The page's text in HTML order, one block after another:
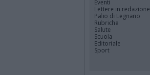
Eventi
Lettere in redazione
Palio di Legnano
Rubriche
Salute
Scuola
Editoriale
Sport